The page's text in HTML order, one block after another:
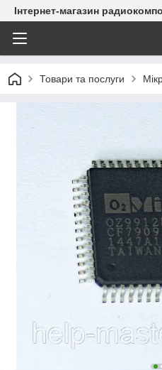
Інтернет-магазин
Товари та послуги